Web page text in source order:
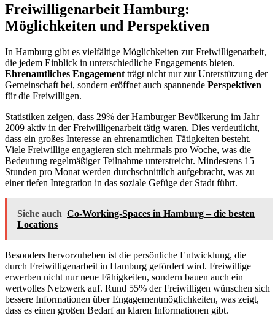
Freiwilligenarbeit Hamburg:
Möglichkeiten und Perspektiven
In Hamburg gibt es vielfältige Möglichkeiten zur Freiwilligenarbeit,
die jedem Einblick in unterschiedliche Engagements bieten.
Ehrenamtliches Engagement trägt nicht nur zur Unterstützung der
Gemeinschaft bei, sondern eröffnet auch spannende Perspektiven
für die Freiwilligen.
Statistiken zeigen, dass 29% der Hamburger Bevölkerung im Jahr
2009 aktiv in der Freiwilligenarbeit tätig waren. Dies verdeutlicht,
dass ein großes Interesse an ehrenamtlichen Tätigkeiten besteht.
Viele Freiwillige engagieren sich mehrmals pro Woche, was die
Bedeutung regelmäßiger Teilnahme unterstreicht. Mindestens 15
Stunden pro Monat werden durchschnittlich aufgebracht, was zu
einer tiefen Integration in das soziale Gefüge der Stadt führt.
Siehe auch Co-Working-Spaces in Hamburg – die besten
Locations
Besonders hervorzuheben ist die persönliche Entwicklung, die
durch Freiwilligenarbeit in Hamburg gefördert wird. Freiwillige
erwerben nicht nur neue Fähigkeiten, sondern bauen auch ein
wertvolles Netzwerk auf. Rund 55% der Freiwilligen wünschen sich
bessere Informationen über Engagementmöglichkeiten, was zeigt,
dass es einen großen Bedarf an klaren Informationen gibt.